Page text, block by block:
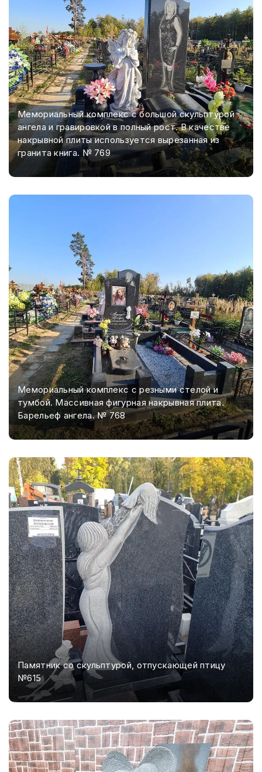
Мемориальный комплекс с большой скульптурой
ангела и гравировкой в полный рост. В качестве
накрывной плиты используется вырезанная из
гранита книга. № 769
Мемориальный комплекс с резными стелой и
тумбой. Массивная фигурная накрывная плита.
Барельеф ангела. № 768
Памятник со скульптурой, отпускающей птицу
№615